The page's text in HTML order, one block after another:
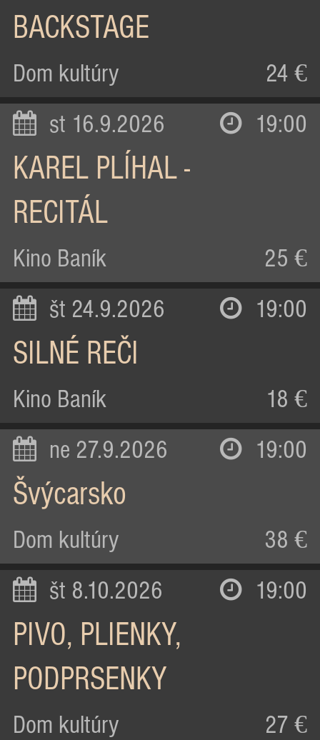
BACKSTAGE
Dom kultúry 24 €
st 16.9.2026 19:00
KAREL PLÍHAL -
RECITÁL
Kino Baník 25 €
št 24.9.2026 19:00
SILNÉ REČI
Kino Baník 18 €
ne 27.9.2026 19:00
Švýcarsko
Dom kultúry 38 €
št 8.10.2026 19:00
PIVO, PLIENKY,
PODPRSENKY
Dom kultúry 27 €